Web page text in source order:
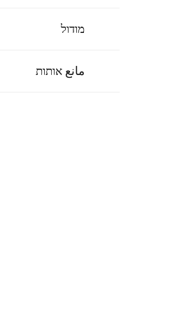
מודול
مانع אותות